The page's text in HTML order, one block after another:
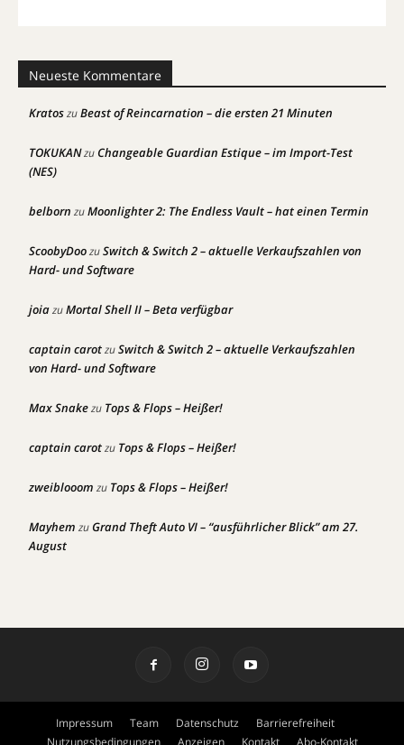
Neueste Kommentare
KratoszuBeast of Reincarnation – die ersten 21 Minuten
TOKUKANzuChangeable Guardian Estique – im Import-Test
(NES)
belborn zuMoonlighter 2: The Endless Vault – hat einen Termin
ScoobyDoozuSwitch & Switch 2 – aktuelle Verkaufszahlen von
Hard- und Software
joiazuMortal Shell II – Beta verfügbar
captain carotzuSwitch & Switch 2 – aktuelle Verkaufszahlen
von Hard- und Software
Max Snakezu Tops & Flops – Heißer!
captain carotzu Tops & Flops – Heißer!
zweiblooom zu Tops & Flops – Heißer!
Mayhem zuGrand Theft Auto VI – “ausführlicher Blick” am 27.
August
Impressum Team Datenschutz
Barrierefreiheit